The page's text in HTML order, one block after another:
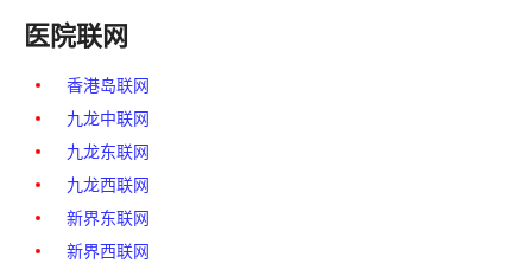
医院联网
香港岛联网
九龙中联网
九龙东联网
九龙西联网
新界东联网
新界西联网